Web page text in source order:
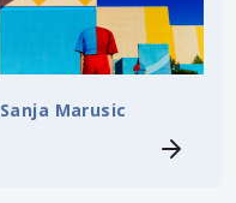
Sanja Marusic